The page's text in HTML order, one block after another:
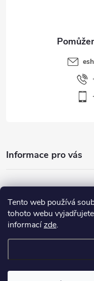
Tento web používá
tohoto webu
informacízde.
Informace pro vás
Nejhledanější
Důležité odkazy